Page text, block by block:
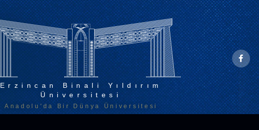
Erzincan Binali Yıldırım
Üniversitesi
Anadolu'da Bir Dünya Üniversitesi